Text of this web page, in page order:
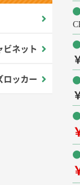
ビネット
ロッカー